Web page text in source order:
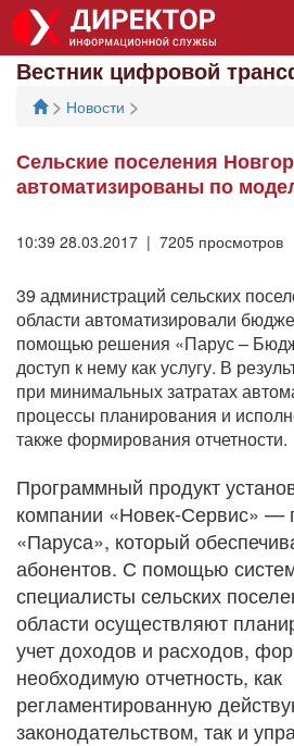
Вестник цифровой
> Новости >
Сельские поселения
автоматизированы по
10:39 28.03.2017 | 7205 просмотров
39 администраций сельских
области автоматизировали
помощью решения «Парус –
доступ к нему как услугу. В
при минимальных затратах
процессы планирования и
также формирования отчетности.
Программный продукт
компании «Новек-Сервис» —
«Паруса», который
абонентов. С помощью
специалисты сельских
области осуществляют
учет доходов и расходов,
необходимую отчетность, как
регламентированную
законодательством, так и